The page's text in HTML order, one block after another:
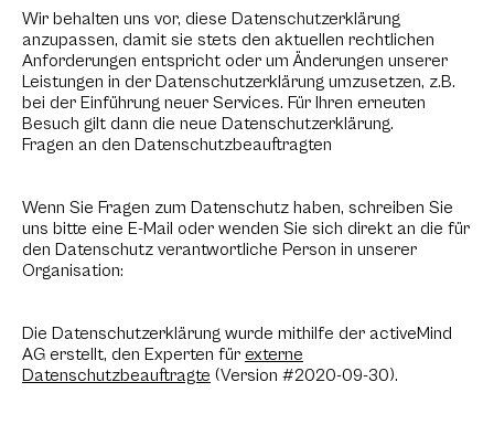
Wir behalten uns vor, diese Datenschutzerklärung
anzupassen, damit sie stets den aktuellen rechtlichen
Anforderungen entspricht oder um Änderungen unserer
Leistungen in der Datenschutzerklärung umzusetzen, z.B.
bei der Einführung neuer Services. Für Ihren erneuten
Besuch gilt dann die neue Datenschutzerklärung.
Fragen an den Datenschutzbeauftragten
Wenn Sie Fragen zum Datenschutz haben, schreiben Sie
uns bitte eine E-Mail oder wenden Sie sich direkt an die für
den Datenschutz verantwortliche Person in unserer
Organisation:
Die Datenschutzerklärung wurde mithilfe der activeMind
AG erstellt, den Experten für externe
Datenschutzbeauftragte (Version #2020-09-30).